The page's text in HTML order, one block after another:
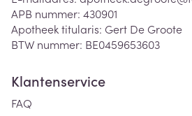
APB nummer: 430901
Apotheek titularis: Gert De Groote
BTW nummer: BE0459653603
Klantenservice
FAQ